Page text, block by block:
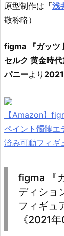
原型制作は 「浅
敬称略）
figma 『ガッツ
セルク 黄金時
パニーより
【Amazon】
ペイント髑髏エ
済み可動フィギ
figma 『
ディショ
フィギュ
《2021